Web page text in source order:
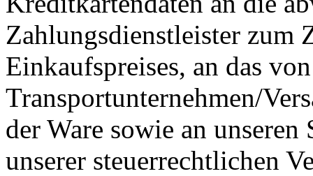
Zahlungsdienstleister zum
Einkaufspreises, an das
Transportunternehmen/
der Ware sowie an
unserer steuerrechtlichen